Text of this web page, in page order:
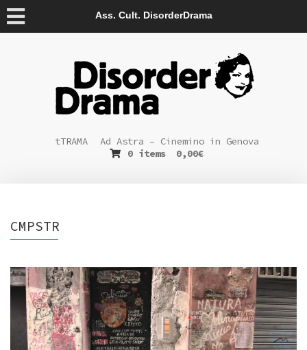
Ass. Cult. DisorderDrama
tTRAMA
Ad Astra – Cinemino in Genova
0 items
0,00€
CMPSTR